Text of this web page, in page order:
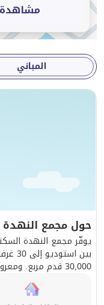
المباني
حول مجمع
يوفّر مجمع النهدة
30,000 قدم مربع. ومعروض حاليًا للبيع 43 وحدة.